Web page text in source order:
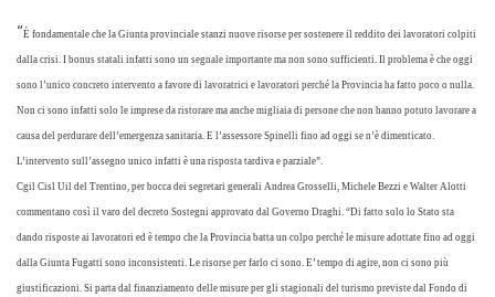
“È fondamentale che la Giunta provinciale stanzi nuove risorse per sostenere il reddito dei lavoratori colpiti
dalla crisi. I bonus statali infatti sono un segnale importante ma non sono sufficienti. Il problema è che oggi
sono l’unico concreto intervento a favore di lavoratrici e lavoratori perché la Provincia ha fatto poco o nulla.
Non ci sono infatti solo le imprese da ristorare ma anche migliaia di persone che non hanno potuto lavorare a
causa del perdurare dell’emergenza sanitaria. E l’assessore Spinelli fino ad oggi se n’è dimenticato.
L’intervento sull’assegno unico infatti è una risposta tardiva e parziale”.
Cgil Cisl Uil del Trentino, per bocca dei segretari generali Andrea Grosselli, Michele Bezzi e Walter Alotti
commentano così il varo del decreto Sostegni approvato dal Governo Draghi. “Di fatto solo lo Stato sta
dando risposte ai lavoratori ed è tempo che la Provincia batta un colpo perché le misure adottate fino ad oggi
dalla Giunta Fugatti sono inconsistenti. Le risorse per farlo ci sono. E’ tempo di agire, non ci sono più
giustificazioni. Si parta dal finanziamento delle misure per gli stagionali del turismo previste dal Fondo di